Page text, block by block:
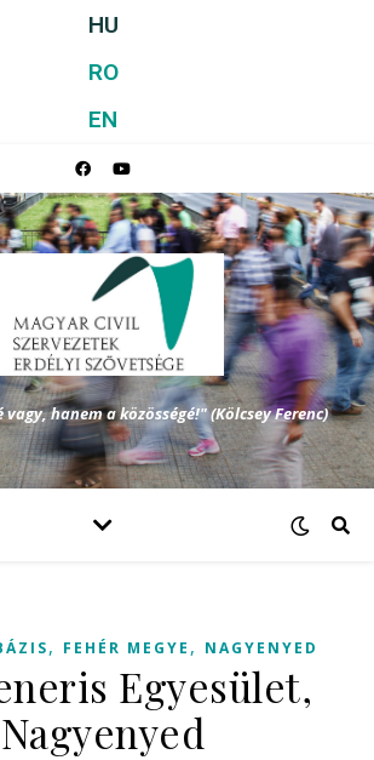
HU
RO
EN
hanem a közösségé!" (Kölcsey Ferenc)
, FEHÉR MEGYE , NAGYENYED
Egyesület,
Nagyenyed